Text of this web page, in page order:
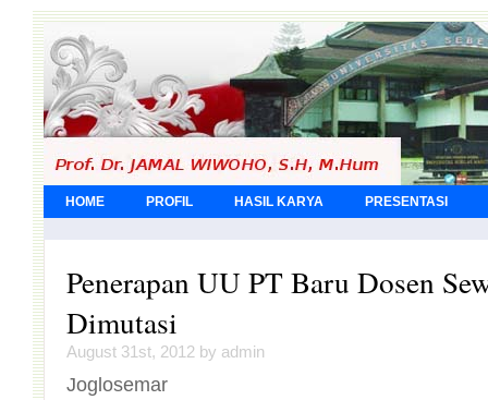
HOME PROFIL HASIL KARYA PRESENTASI
Penerapan UU PT Baru Dosen
Dimutasi
August 31st, 2012 by admin
Joglosemar